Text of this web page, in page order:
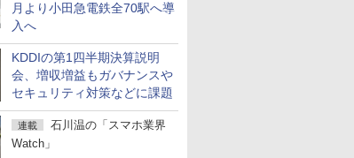
月より小田急電鉄全70駅へ導
入へ
KDDIの第1四半期決算説明
会、増収増益もガバナンスや
セキュリティ対策などに課題
連載
石川温の「スマホ業界
Watch」